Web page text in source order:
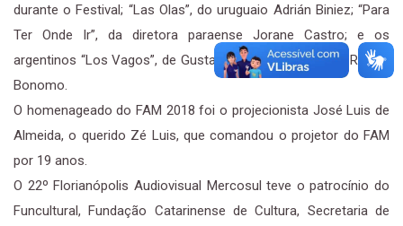
durante o Festival; “Las Olas”, do uruguaio Adrián Biniez; “Para
Ter Onde Ir”, da diretora paraense Jorane Castro; e os
argentinos “Los Vagos”, de Gustavo Biazzi, e “Miss”, de Robert
Bonomo.
O homenageado do FAM 2018 foi o projecionista José Luis de
Almeida, o querido Zé Luis, que comandou o projetor do FAM
por 19 anos.
O 22º Florianópolis Audiovisual Mercosul teve o patrocínio do
Funcultural, Fundação Catarinense de Cultura, Secretaria de